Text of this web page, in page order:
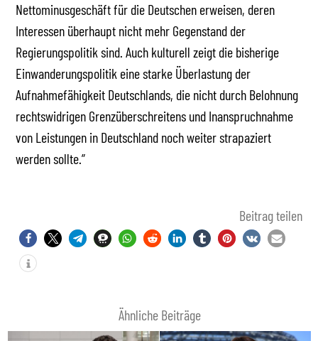
Nettominusgeschäft für die Deutschen erweisen, deren
Interessen überhaupt nicht mehr Gegenstand der
Regierungspolitik sind. Auch kulturell zeigt die bisherige
Einwanderungspolitik eine starke Überlastung der
Aufnahmefähigkeit Deutschlands, die nicht durch Belohnung
rechtswidrigen Grenzüberschreitens und Inanspruchnahme
von Leistungen in Deutschland noch weiter strapaziert
werden sollte.”
Beitrag teilen
Ähnliche Beiträge